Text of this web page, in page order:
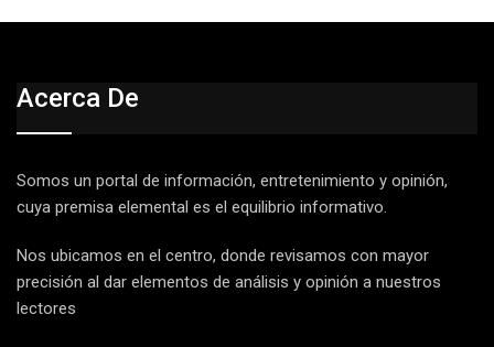
Acerca De
Somos un portal de información, entretenimiento y opinión,
cuya premisa elemental es el equilibrio informativo.
Nos ubicamos en el centro, donde revisamos con mayor
precisión al dar elementos de análisis y opinión a nuestros
lectores